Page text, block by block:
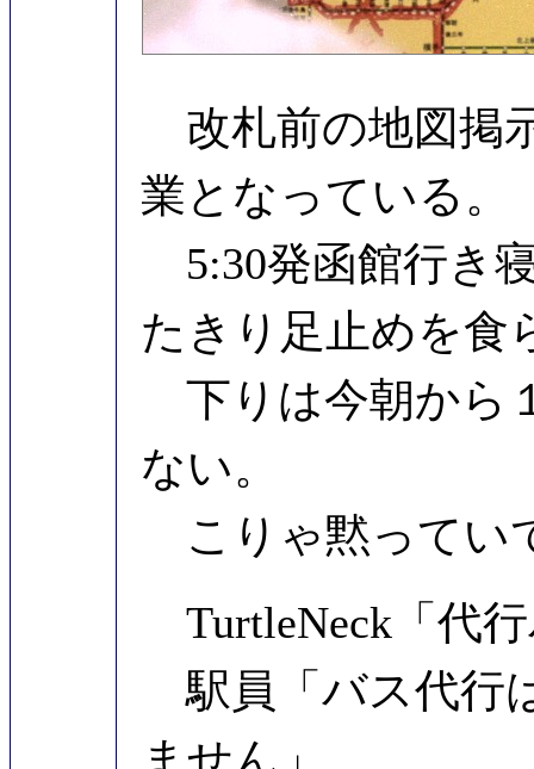
改札前の地図掲
業となっている。
5:30発函館行き
たきり足止めを食
下りは今朝から
ない。
こりゃ黙ってい
TurtleNeck「代
駅員「バス代行
ません」